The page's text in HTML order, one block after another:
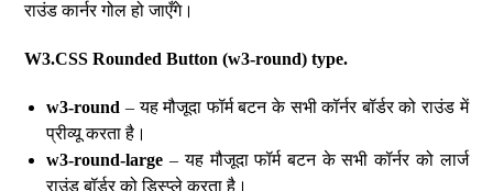
राउंड कार्नर गोल हो जाएँगे।
W3.CSS Rounded Button (w3-round) type.
w3-round – यह मौजूदा फॉर्म बटन के सभी कॉर्नर बॉर्डर को राउंड में
प्रीव्यू करता है।
w3-round-large – यह मौजूदा फॉर्म बटन के सभी कॉर्नर को लार्ज
राउंड बॉर्डर को डिस्प्ले करता है।